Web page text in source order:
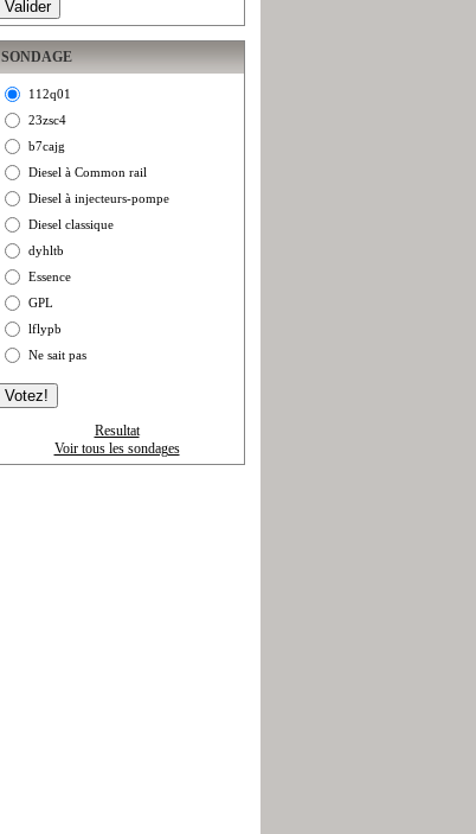
SONDAGE
112q01
23zsc4
b7cajg
Diesel à Common rail
Diesel à injecteurs-pompe
Diesel classique
dyhltb
Essence
GPL
lflypb
Ne sait pas
Resultat
Voir tous les sondages